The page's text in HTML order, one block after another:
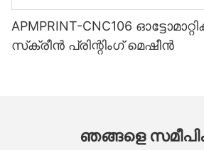
APMPRINT-CNC106
സ്‌ക്രീൻ പ്രിന്റിംഗ് മെഷീൻ
ഞങ്ങളെ